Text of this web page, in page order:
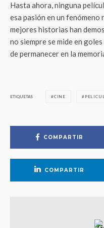
Hasta ahora, ninguna
esa pasión en un
mejores historias han
no siempre se mide en
de permanecer en la
ETIQUETAS CINE
COMPARTIR
COMPARTIR